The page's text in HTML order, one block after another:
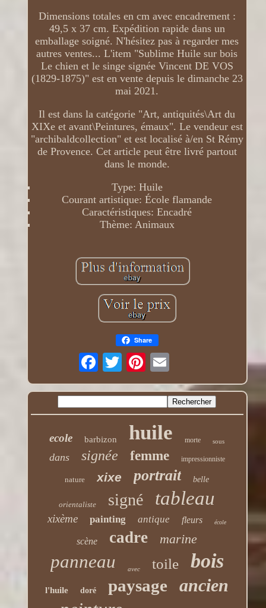
Dimensions totales en cm avec encadrement :
49,5 x 37 cm. Expédition rapide dans un
emballage soigné. N'hésitez pas à regarder mes
autres ventes... L'item "Sublime Huile sur bois
Le chien et le singe signée Vincent DE VOS
(1829-1875)" est en vente depuis le dimanche 23
mai 2021.
Il est dans la catégorie "Art, antiquités\Art du
XIXe et avant\Peintures, émaux". Le vendeur est
"archibaldcollection" et est localisé à/en St Rémy
de Provence. Cet article peut être livré partout
dans le monde.
Type: Huile
Courant artistique: École flamande
Caractéristiques: Encadré
Thème: Animaux
Share
ecole barbizon huile morte sous
dans signée femme impressionniste
nature xixe portrait belle
orientaliste signé tableau
xixème painting antique fleurs école
scène cadre marine
panneau avec toile bois
l'huile doré paysage ancien